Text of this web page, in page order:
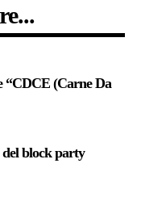
“CDCE (Carne Da
block party